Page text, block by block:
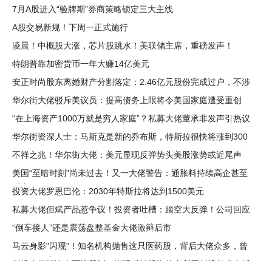
7月A股进入“验牌期”券商策略锁定三大主线
A股交易新规！下周一正式施行
凌晨！中概股大涨，芯片股跳水！美联储主席，重磅发声！
特朗普靠加密货币一年大赚14亿美元
安正时尚股东离婚财产分割落定：2.46亿元股份完成过户，不涉
及公司控
华尔街大佬驳斥美议员：提高债务上限将令美国家庭遭受重创
“在上海资产1000万就是穷人家庭”？私募大佬董承非发声引热议
华尔街资深人士：马斯克是新的乔布斯，特斯拉很快将涨到300
美元
不祥之兆！华尔街大佬：美元显现反弹势头美股涨势或近尾声
美国“至暗时刻”尚未过去！又一大佬警告：通胀料持续高企甚至
反弹
投资大佬罗恩巴伦：2030年特斯拉将达到1500美元
私募大佬但斌产品惹争议！投资者吐槽：踏空大反弹！公司回应
“倒车接人”还是震荡盘整基金大佬激辩后市
马云身影"闪现"！知名机构抛售这只医药股，背后大佬众多，曾